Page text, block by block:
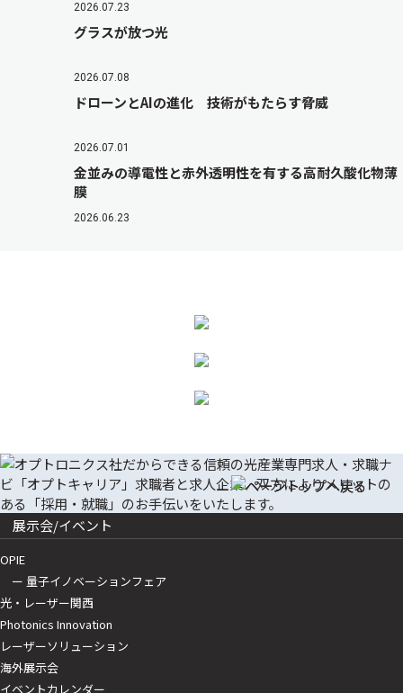
2026.07.23
グラスが放つ光
2026.07.08
ドローンとAIの進化 技術がもたらす脅威
2026.07.01
金並みの導電性と赤外透明性を有する高耐久酸化物薄
膜
2026.06.23
展示会/イベント
OPIE
ー 量子イノベーションフェア
光・レーザー関西
Photonics Innovation
レーザーソリューション
海外展示会
イベントカレンダー